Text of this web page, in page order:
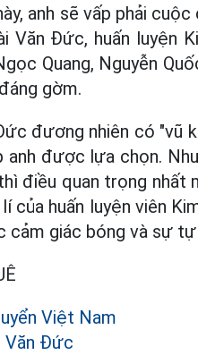
anh sẽ vấp phải
Văn Đức, huấn luyện
Quang, Nguyễn
gờm.
đương nhiên có "vũ
anh được lựa chọn.
điều quan trọng nhất
của huấn luyện viên
cảm giác bóng và sự
Việt Nam
Văn Đức